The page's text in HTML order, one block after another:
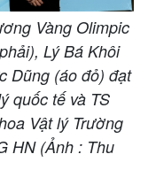
Vàng Olimpic
Lý Bá Khôi
Dũng (áo đỏ) đạt
quốc tế và TS
Vật lý Trường
HN (Ảnh : Thu